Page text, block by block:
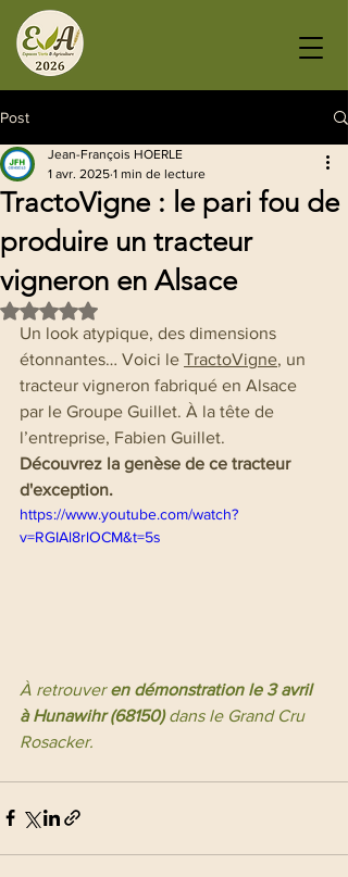
Post
TractoVigne : le pari fou de
produire un tracteur
vigneron en Alsace
Jean-François HOERLE
1 avr. 2025 1 min de lecture
Noté NaN étoiles sur 5.
Un look atypique, des dimensions
étonnantes… Voici le TractoVigne, un
tracteur vigneron fabriqué en Alsace
par le Groupe Guillet. À la tête de
l’entreprise, Fabien Guillet.
Découvrez la genèse de ce tracteur
d'exception.
https://www.youtube.com/watch?
v=RGIAl8rlOCM&t=5s
À retrouver en démonstration le 3 avril
à Hunawihr (68150) dans le Grand Cru
Rosacker.